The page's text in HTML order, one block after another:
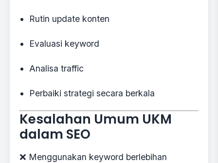
Rutin update konten
Evaluasi keyword
Analisa traffic
Perbaiki strategi secara berkala
Kesalahan Umum UKM
dalam SEO
❌ Menggunakan keyword berlebihan